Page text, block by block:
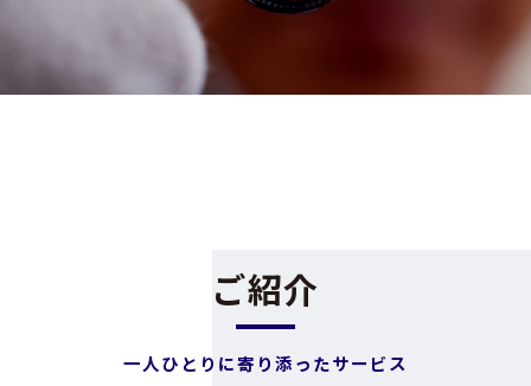
一人ひとりに寄り添ったサービス
ご紹介